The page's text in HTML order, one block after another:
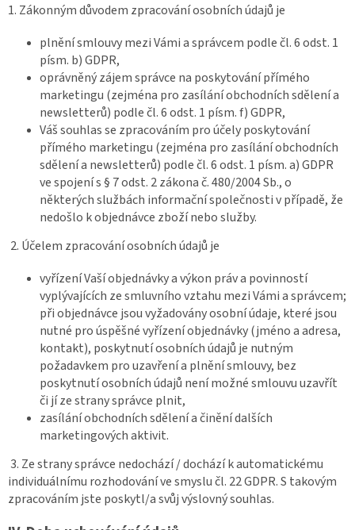
1. Zákonným důvodem zpracování osobních údajů je
plnění smlouvy mezi Vámi a správcem podle čl. 6 odst. 1
písm. b) GDPR,
oprávněný zájem správce na poskytování přímého
marketingu (zejména pro zasílání obchodních sdělení a
newsletterů) podle čl. 6 odst. 1 písm. f) GDPR,
Váš souhlas se zpracováním pro účely poskytování
přímého marketingu (zejména pro zasílání obchodních
sdělení a newsletterů) podle čl. 6 odst. 1 písm. a) GDPR
ve spojení s § 7 odst. 2 zákona č. 480/2004 Sb., o
některých službách informační společnosti v případě, že
nedošlo k objednávce zboží nebo služby.
2. Účelem zpracování osobních údajů je
vyřízení Vaší objednávky a výkon práv a povinností
vyplývajících ze smluvního vztahu mezi Vámi a správcem;
při objednávce jsou vyžadovány osobní údaje, které jsou
nutné pro úspěšné vyřízení objednávky (jméno a adresa,
kontakt), poskytnutí osobních údajů je nutným
požadavkem pro uzavření a plnění smlouvy, bez
poskytnutí osobních údajů není možné smlouvu uzavřít
či jí ze strany správce plnit,
zasílání obchodních sdělení a činění dalších
marketingových aktivit.
3. Ze strany správce nedochází / dochází k automatickému
individuálnímu rozhodování ve smyslu čl. 22 GDPR. S takovým
zpracováním jste poskytl/a svůj výslovný souhlas.